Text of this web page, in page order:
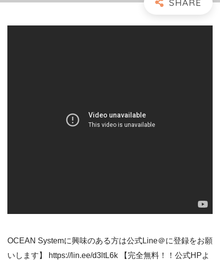
OCEAN Systemに興味のある方は公式Line＠に登録をお願
いします】 https://lin.ee/d3ltL6k 【完全無料！！公式HPよ